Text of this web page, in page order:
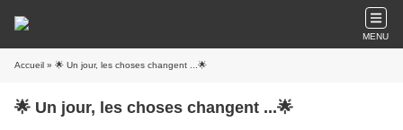
MENU
Accueil » 🌟 Un jour, les choses changent ...🌟
🌟 Un jour, les choses changent ...🌟